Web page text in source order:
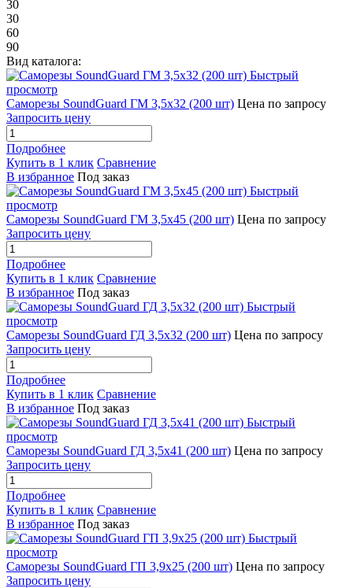
30
30
60
90
Вид каталога:
Быстрый
просмотр
Саморезы SoundGuard ГМ 3,5x32 (200 шт) Цена по запросу
Запросить цену
Подробнее
Купить в 1 клик Сравнение
В избранное Под заказ
Быстрый
просмотр
Саморезы SoundGuard ГМ 3,5x45 (200 шт) Цена по запросу
Запросить цену
Подробнее
Купить в 1 клик Сравнение
В избранное Под заказ
Быстрый
просмотр
Саморезы SoundGuard ГД 3,5x32 (200 шт) Цена по запросу
Запросить цену
Подробнее
Купить в 1 клик Сравнение
В избранное Под заказ
Быстрый
просмотр
Саморезы SoundGuard ГД 3,5x41 (200 шт) Цена по запросу
Запросить цену
Подробнее
Купить в 1 клик Сравнение
В избранное Под заказ
Быстрый
просмотр
Саморезы SoundGuard ГП 3,9x25 (200 шт) Цена по запросу
Запросить цену